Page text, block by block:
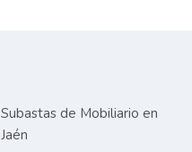
Subastas de Mobiliario en
Jaén